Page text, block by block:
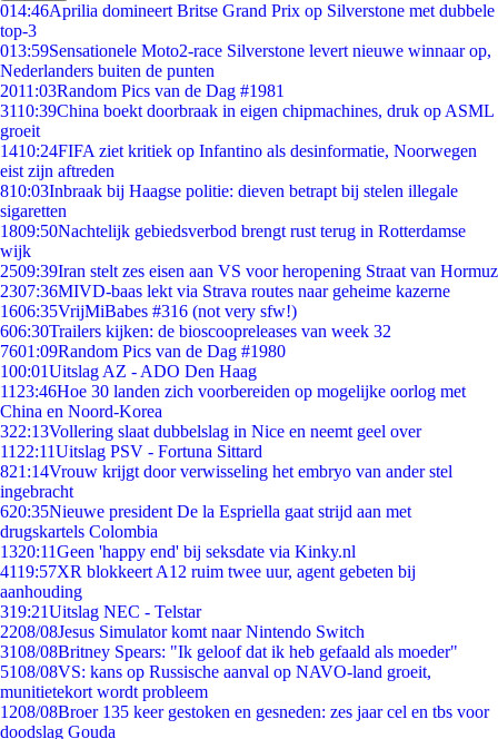
014:46Aprilia domineert Britse Grand Prix op Silverstone met dubbele
top-3
013:59Sensationele Moto2-race Silverstone levert nieuwe winnaar op,
Nederlanders buiten de punten
2011:03Random Pics van de Dag #1981
3110:39China boekt doorbraak in eigen chipmachines, druk op ASML
groeit
1410:24FIFA ziet kritiek op Infantino als desinformatie, Noorwegen
eist zijn aftreden
810:03Inbraak bij Haagse politie: dieven betrapt bij stelen illegale
sigaretten
1809:50Nachtelijk gebiedsverbod brengt rust terug in Rotterdamse
wijk
2509:39Iran stelt zes eisen aan VS voor heropening Straat van Hormuz
2307:36MIVD-baas lekt via Strava routes naar geheime kazerne
1606:35VrijMiBabes #316 (not very sfw!)
606:30Trailers kijken: de bioscoopreleases van week 32
7601:09Random Pics van de Dag #1980
100:01Uitslag AZ - ADO Den Haag
11 23:46Hoe 30 landen zich voorbereiden op mogelijke oorlog met
China en Noord-Korea
322:13Vollering slaat dubbelslag in Nice en neemt geel over
11 22:11Uitslag PSV - Fortuna Sittard
821:14Vrouw krijgt door verwisseling het embryo van ander stel
ingebracht
620:35Nieuwe president De la Espriella gaat strijd aan met
drugskartels Colombia
1320:11Geen 'happy end' bij seksdate via Kinky.nl
4119:57XR blokkeert A12 ruim twee uur, agent gebeten bij
aanhouding
319:21Uitslag NEC - Telstar
2208/08Jesus Simulator komt naar Nintendo Switch
3108/08Britney Spears: "Ik geloof dat ik heb gefaald als moeder"
5108/08VS: kans op Russische aanval op NAVO-land groeit,
munitietekort wordt probleem
1208/08Broer 135 keer gestoken en gesneden: zes jaar cel en tbs voor
doodslag Gouda